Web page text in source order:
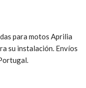
para motos Aprilia
su instalación. Envíos